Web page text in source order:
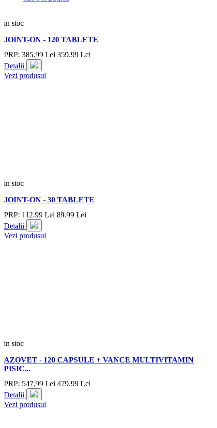
in stoc
JOINT-ON - 120 TABLETE
PRP: 385.99 Lei 359.99 Lei
Detalii
Vezi produsul
in stoc
JOINT-ON - 30 TABLETE
PRP: 112.99 Lei 89.99 Lei
Detalii
Vezi produsul
in stoc
AZOVET - 120 CAPSULE + VANCE MULTIVITAMIN
PISIC...
PRP: 547.99 Lei 479.99 Lei
Detalii
Vezi produsul